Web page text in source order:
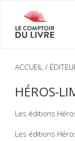
ACCUEIL
HÉROS-
Les éditions
Les éditions